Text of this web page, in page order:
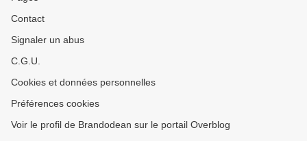
Contact
Signaler un abus
C.G.U.
Cookies et données personnelles
Préférences cookies
Voir le profil de Brandodean sur le portail Overblog